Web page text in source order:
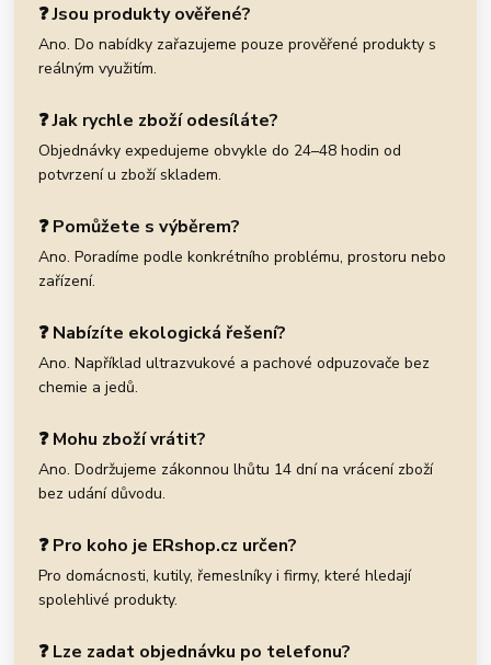
❓ Jsou produkty ověřené?
Ano. Do nabídky zařazujeme pouze prověřené produkty s
reálným využitím.
❓ Jak rychle zboží odesíláte?
Objednávky expedujeme obvykle do 24–48 hodin od
potvrzení u zboží skladem.
❓ Pomůžete s výběrem?
Ano. Poradíme podle konkrétního problému, prostoru nebo
zařízení.
❓ Nabízíte ekologická řešení?
Ano. Například ultrazvukové a pachové odpuzovače bez
chemie a jedů.
❓ Mohu zboží vrátit?
Ano. Dodržujeme zákonnou lhůtu 14 dní na vrácení zboží
bez udání důvodu.
❓ Pro koho je ERshop.cz určen?
Pro domácnosti, kutily, řemeslníky i firmy, které hledají
spolehlivé produkty.
❓ Lze zadat objednávku po telefonu?